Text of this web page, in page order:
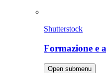
Shutterstock
Formazione e
Open submenu